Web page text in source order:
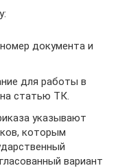
документа и
для работы в
статью ТК.
указывают
которым
вариант